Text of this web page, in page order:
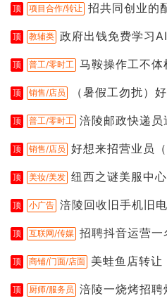
顶 项目合作/转让 招共同创业的
顶 教辅类 政府出钱免费学习
顶 普工/零时工 马鞍操作工不
顶 销售/店员
（暑假工勿扰）
顶 普工/零时工 涪陵邮政快递
顶 销售/店员 好想来招营业员（
顶 美妆/美发 纽西之谜美服中
顶 小广告 涪陵回收旧手机旧
顶 互联网/传媒 招聘抖音运营一
顶 商铺/门面/店面 美蛙鱼店转让
顶 厨师/服务员 涪陵一烧烤招